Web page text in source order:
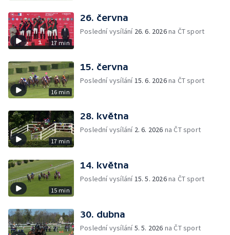
17 min
26. června
Poslední vysílání 26. 6. 2026na ČT sport
16 min
15. června
Poslední vysílání15. 6. 2026na ČT sport
17 min
28. května
Poslední vysílání 2. 6. 2026 na ČT sport
15 min
14. května
Poslední vysílání15. 5. 2026na ČT sport
30. dubna
Poslední vysílání5. 5. 2026 na ČT sport